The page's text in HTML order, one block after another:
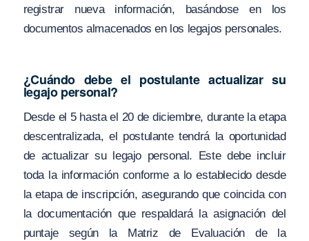
registrar nueva información, basándose en los
documentos almacenados en los legajos personales.
¿Cuándo debe el postulante actualizar su
legajo personal?
Desde el 5 hasta el 20 de diciembre, durante la etapa
descentralizada, el postulante tendrá la oportunidad
de actualizar su legajo personal. Este debe incluir
toda la información conforme a lo establecido desde
la etapa de inscripción, asegurando que coincida con
la documentación que respaldará la asignación del
puntaje según la Matriz de Evaluación de la